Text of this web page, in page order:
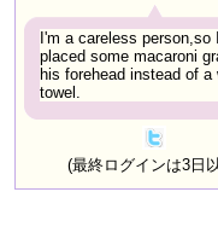
I'm a careless person,so I
placed some macaroni
his forehead instead of a
towel.
(最終ログインは3日